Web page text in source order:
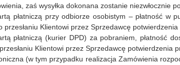
zaś wysyłka dokonana zostanie niezwłocznie
płatniczą przy odbiorze osobistym – płatność w
przesłaniu Klientowi przez Sprzedawcę
płatniczą (kurier DPD) za pobraniem, płatność
Klientowi przez Sprzedawcę potwierdzenia
(w tym przypadku realizacja Zamówienia